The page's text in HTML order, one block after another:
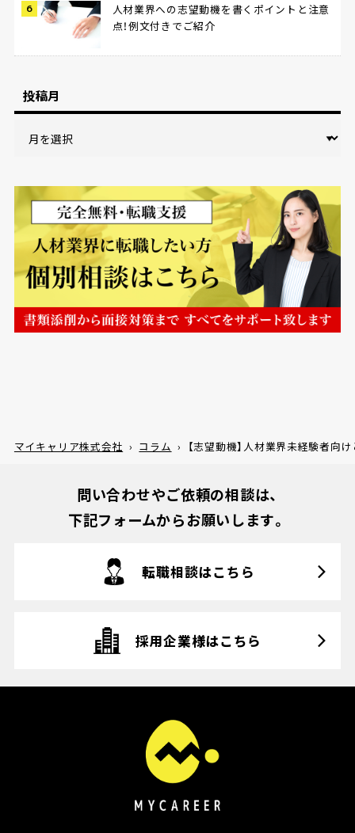
人材業界への志望動機を書くポイントと注意
点！例文付きでご紹介
投稿月
マイキャリア株式会社 › コラム › 【志望動機】人材業界未経験者向
問い合わせやご依頼の相談は、
下記フォームからお願いします。
転職相談はこちら
採用企業様はこちら